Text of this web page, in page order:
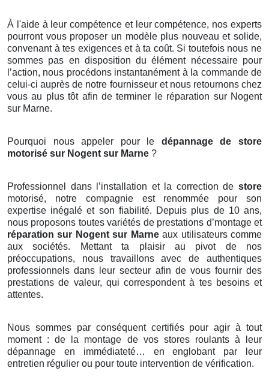
À l'aide à leur compétence et leur compétence, nos experts
pourront vous proposer un modèle plus nouveau et solide,
convenant à tes exigences et à ta coût. Si toutefois nous ne
sommes pas en disposition du élément nécessaire pour
l’action, nous procédons instantanément à la commande de
celui-ci auprès de notre fournisseur et nous retournons chez
vous au plus tôt afin de terminer le réparation sur Nogent
sur Marne.
Pourquoi nous appeler pour le dépannage de store
motorisé sur Nogent sur Marne ?
Professionnel dans l’installation et la correction de store
motorisé, notre compagnie est renommée pour son
expertise inégalé et son fiabilité. Depuis plus de 10 ans,
nous proposons toutes variétés de prestations d’montage et
réparation sur Nogent sur Marneaux utilisateurs comme
aux sociétés. Mettant ta plaisir au pivot de nos
préoccupations, nous travaillons avec de authentiques
professionnels dans leur secteur afin de vous fournir des
prestations de valeur, qui correspondent à tes besoins et
attentes.
Nous sommes par conséquent certifiés pour agir à tout
moment : de la montage de vos stores roulants à leur
dépannage en immédiateté… en englobant par leur
entretien régulier ou pour toute intervention de vérification.